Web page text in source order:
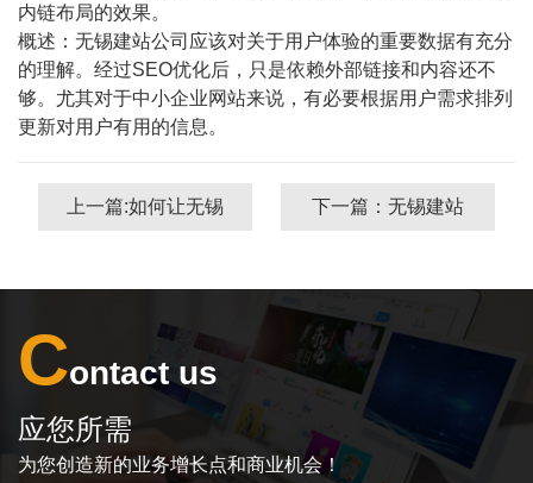
内链布局的效果。
概述：无锡建站公司应该对关于用户体验的重要数据有充分
的理解。经过SEO优化后，只是依赖外部链接和内容还不
够。尤其对于中小企业网站来说，有必要根据用户需求排列
更新对用户有用的信息。
上一篇:如何让无锡 下一篇：无锡建站
什么？（一）
Contact us
应您所需
为您创造新的业务增长点和商业机会！